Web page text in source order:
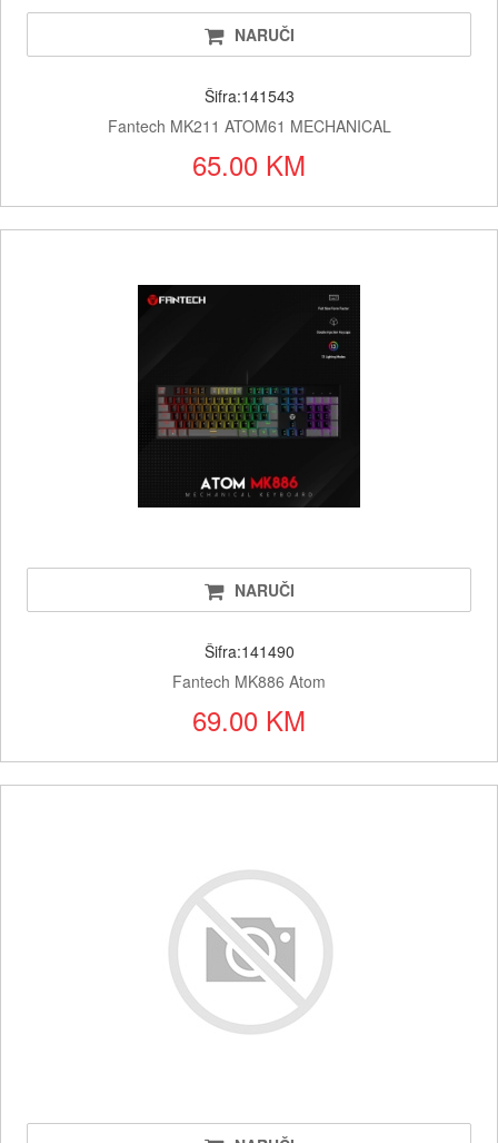
NARUČI
Šifra:141543
Fantech MK211 ATOM61 MECHANICAL
65.00 KM
NARUČI
Šifra:141490
Fantech MK886 Atom
69.00 KM